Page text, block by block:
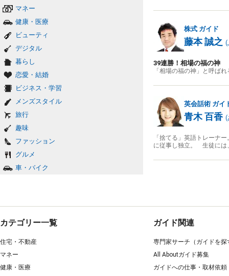
マネー
健康・医療
ビューティ
デジタル
暮らし
恋愛・結婚
ビジネス・学習
メンズスタイル
旅行
趣味
ファッション
グルメ
車・バイク
株式 ガイド
藤本 誠之 (
39連勝！相場の福の神
「相場の福の神」と呼ば
英会話術 ガイ
青木 百香 (
「捨てる」英語トレーナ
に従事し独立。 生徒には
カテゴリー一覧
住宅・不動産
マネー
健康・医療
ガイド関連
専門家サーチ（ガイドを探
All Aboutガイド募集
ガイドへの仕事・取材依頼